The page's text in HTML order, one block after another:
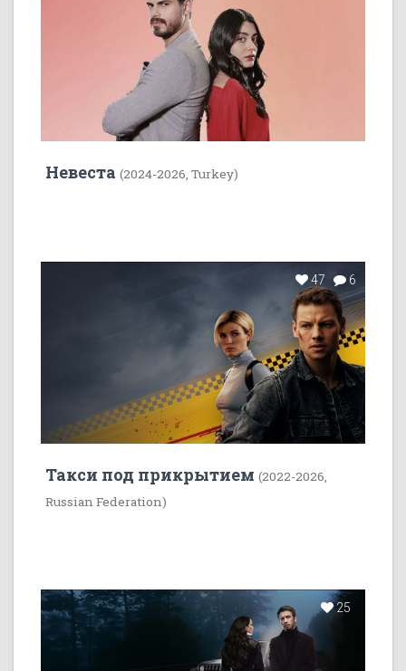
Невеста (2024-2026, Turkey)
47 6
Такси под прикрытием (2022-2026,
Russian Federation)
25